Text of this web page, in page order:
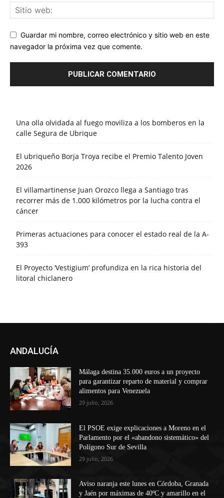
Guardar mi nombre, correo electrónico y sitio web en este
navegador la próxima vez que comente.
Una olla olvidada al fuego moviliza a los bomberos en la
calle Segura de Ubrique
El ubriqueño Borja Troya recibe el Premio Talento Joven
2026
El villamartinense Juan Orozco llega a Santiago tras
recorrer más de 1.000 kilómetros por la lucha contra el
cáncer
Primeras actuaciones para conocer el estado real de la A-
393
El Proyecto ‘Vestigium’ profundiza en la rica historia del
litoral chiclanero
ANDALUCÍA
Málaga destina 35.000 euros a un proyecto
para garantizar reparto de material y comprar
alimentos para Venezuela
29 julio, 2026
El PSOE exige explicaciones a Moreno en el
Parlamento por el «abandono sistemático» del
Polígono Sur de Sevilla
29 julio, 2026
Aviso naranja este lunes en Córdoba, Granada
y Jaén por máximas de 40ºC y amarillo en el